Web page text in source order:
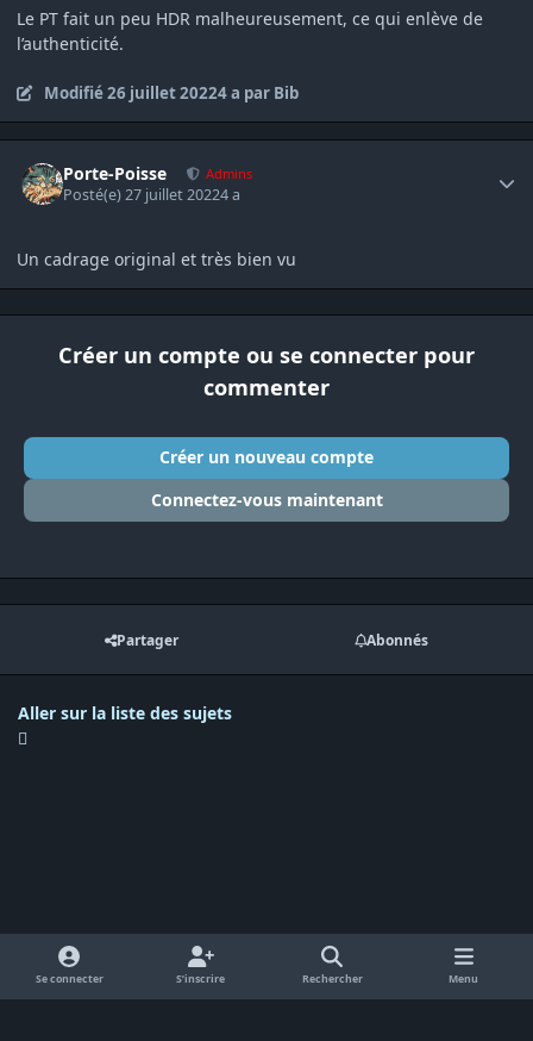
Le PT fait un peu HDR malheureusement, ce qui enlève de
l’authenticité.
Modifié26 juillet 20224 a par Bib
Porte-Poisse Admins
Posté(e)27 juillet 20224 a
Un cadrage original et très bien vu
Créer un compte ou se connecter pour
commenter
Créer un nouveau compte
Connectez-vous maintenant
Partager Abonnés
Aller sur la liste des sujets
Se connecter S’inscrire Rechercher Menu